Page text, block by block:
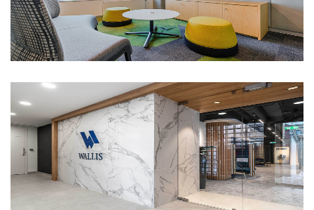
Wallis iroda